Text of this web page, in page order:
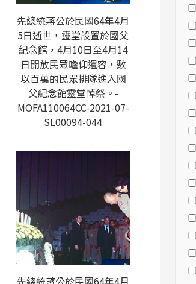
先總統蔣公於民國64年4月
5日逝世，靈堂設置於國父
紀念館，4月10日至4月14
日開放民眾瞻仰遺容，數
以百萬的民眾排隊進入國
父紀念館靈堂悼祭。-
MOFA110064CC-2021-07-
SL00094-044
先總統蔣公於民國64年4月